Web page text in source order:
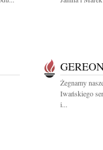
Żegnamy
Iwańskiego
i...